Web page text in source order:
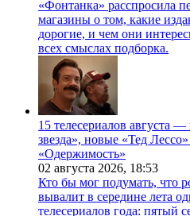
«Фонтанка» расспросила
магазины о том, какие
дорогие, и чем они
всех смыслах подборка.
15 телесериалов августа
звезда», новые «Тед
«Одержимость»
02 августа 2026, 18:53
Кто бы мог подумать, что
вывалит в середине лета
телесериалов года: пятый